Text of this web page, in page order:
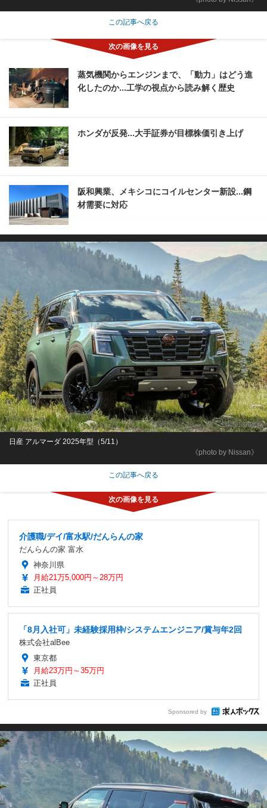
この記事へ戻る
蒸気機関からエンジンまで、「動力」はどう進
化したのか...工学の視点から読み解く歴史
ホンダが反発...大手証券が目標株価引き上げ
阪和興業、メキシコにコイルセンター新設...鋼
材需要に対応
《photo by Nissan》
日産 アルマーダ 2025年型（5/11）
この記事へ戻る
介護職/デイ/富水駅/だんらんの家
だんらんの家 富水
神奈川県
月給21万5,000円～28万円
正社員
「8月入社可」未経験採用枠/システムエンジニア/賞与年2回
株式会社alBee
東京都
月給23万円～35万円
正社員
Sponsored by